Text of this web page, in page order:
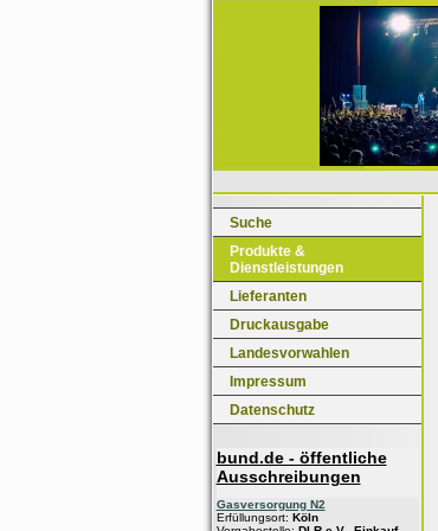
Suche
Produkte &
Dienstleistungen
Lieferanten
Druckausgabe
Landesvorwahlen
Impressum
Datenschutz
bund.de - öffentliche
Ausschreibungen
Gasversorgung N2
Erfüllungsort: Köln